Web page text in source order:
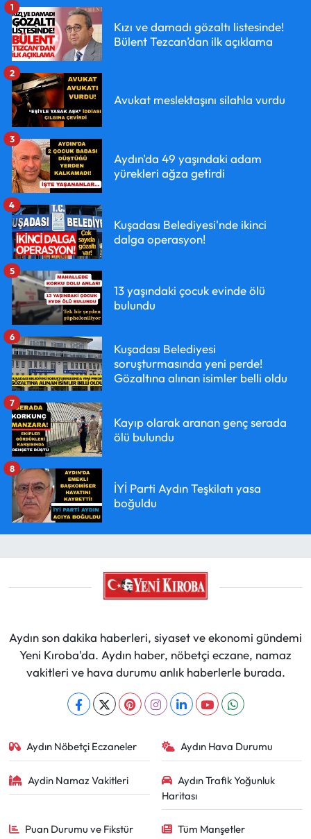
Kızı ve damadı gözaltı listesinde!
Bülent Tezcan’dan ilk açıklama
1
Avukat meslektaşını silahla vurdu
2
Aydın'da 49 yaşındaki adam
yürekleri ağza getirdi
3
Kuşadası Belediyesi'nde ikinci
dalga operasyon!
4
13 yaşındaki çocuk evinde ölü
bulundu
5
Kuşadası Belediyesi
soruşturmasında yeni perde!
Gözaltına alınan isimler belli oldu
6
Kayıp olarak aranan genç serada
ölü bulundu
7
İYİ Parti Aydın Teşkilatı yasa
boğuldu
8
Aydın son dakika haberleri, siyaset ve ekonomi gündemi
Yeni Kıroba'da. Aydın haber, nöbetçi eczane, namaz
vakitleri ve hava durumu anlık haberlerle burada.
Aydın Nöbetçi Eczaneler Aydın Hava Durumu
Aydin Namaz Vakitleri
Aydın Trafik Yoğunluk
Haritası
Puan Durumu ve Fikstür Tüm Manşetler